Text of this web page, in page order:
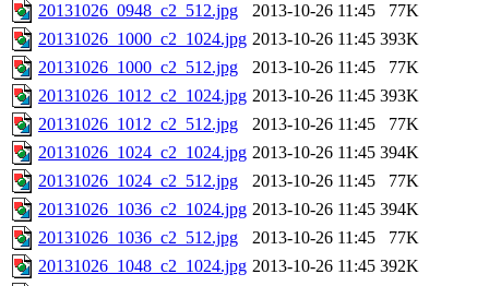
20131026_0948_c2_512.jpg
2013-10-26 11:45
77K
20131026_1000_c2_1024.jpg 2013-10-26 11:45 393K
20131026_1000_c2_512.jpg
2013-10-26 11:45
77K
20131026_1012_c2_1024.jpg 2013-10-26 11:45 393K
20131026_1012_c2_512.jpg
2013-10-26 11:45
77K
20131026_1024_c2_1024.jpg 2013-10-26 11:45 394K
20131026_1024_c2_512.jpg
2013-10-26 11:45
77K
20131026_1036_c2_1024.jpg 2013-10-26 11:45 394K
20131026_1036_c2_512.jpg
2013-10-26 11:45
77K
20131026_1048_c2_1024.jpg 2013-10-26 11:45 392K